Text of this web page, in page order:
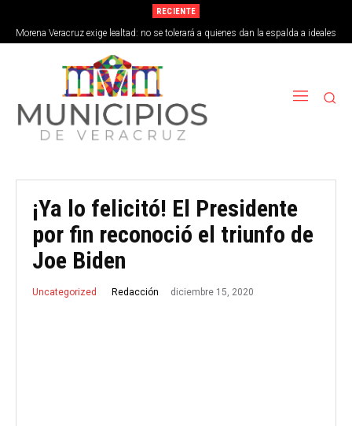
RECIENTE
Morena Veracruz exige lealtad: no se tolerará a quienes dan la espalda a ideales
de la 4T
¡Ya lo felicitó! El Presidente
por fin reconoció el triunfo de
Joe Biden
Uncategorized Redacción diciembre 15, 2020